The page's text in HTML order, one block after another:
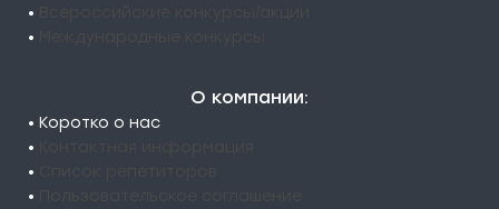
•
•
О компании:
• Коротко о нас
•
•
•